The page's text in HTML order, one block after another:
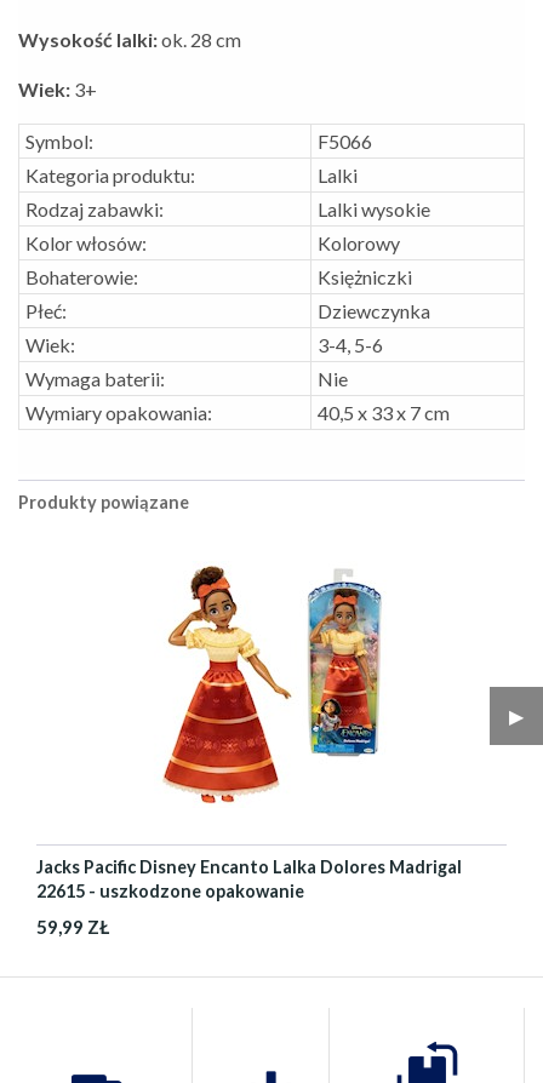
Wysokość lalki:ok. 28 cm
Wiek: 3+
Symbol:
F5066
Kategoria produktu:
Lalki
Rodzaj zabawki:
Lalki wysokie
Kolor włosów:
Kolorowy
Bohaterowie:
Księżniczki
Płeć:
Dziewczynka
Wiek:
3-4, 5-6
Wymaga baterii:
Nie
Wymiary opakowania:
40,5 x 33 x 7 cm
Produkty powiązane
▶︎
Jacks Pacific Disney Encanto Lalka Dolores Madrigal
22615 - uszkodzone opakowanie
59,99 ZŁ